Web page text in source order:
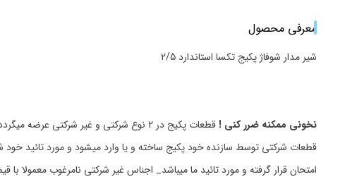
معرفی محصول
شیر مدار شوفاژ پکیج تکسا استاندارد 2/5
نخونی ممکنه ضرر کنی ! قطعات پکیج در 2 نوع شرکتی و غیر شرکتی عرضه میگردد.
قطعات شرکتی توسط سازنده خود پکیج ساخته و یا وارد میشود و مورد تائید
امتحان قرار گرفته و مورد تائید ما میباشد_ اجناس غیر شرکتی نامرغوب